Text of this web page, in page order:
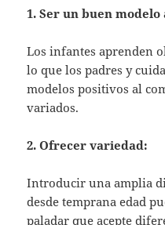
1. Ser un buen modelo
Los infantes aprenden
lo que los padres y
modelos positivos al
variados.
2. Ofrecer variedad:
Introducir una amplia
desde temprana edad
paladar que acepte